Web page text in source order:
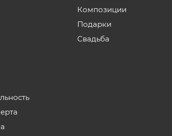
Композиции
Подарки
Свадьба